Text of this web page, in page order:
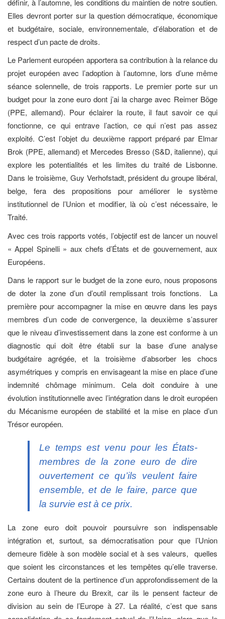
définir, à l’automne, les conditions du maintien de notre soutien.
Elles devront porter sur la question démocratique, économique
et budgétaire, sociale, environnementale, d’élaboration et de
respect d’un pacte de droits.
Le Parlement européen apportera sa contribution à la relance du
projet européen avec l’adoption à l’automne, lors d’une même
séance solennelle, de trois rapports. Le premier porte sur un
budget pour la zone euro dont j’ai la charge avec Reimer Böge
(PPE, allemand). Pour éclairer la route, il faut savoir ce qui
fonctionne, ce qui entrave l’action, ce qui n’est pas assez
exploité. C’est l’objet du deuxième rapport préparé par Elmar
Brok (PPE, allemand) et Mercedes Bresso (S&D, italienne), qui
explore les potentialités et les limites du traité de Lisbonne.
Dans le troisième, Guy Verhofstadt, président du groupe libéral,
belge, fera des propositions pour améliorer le système
institutionnel de l’Union et modifier, là où c’est nécessaire, le
Traité.
Avec ces trois rapports votés, l’objectif est de lancer un nouvel
« Appel Spinelli » aux chefs d’États et de gouvernement, aux
Européens.
Dans le rapport sur le budget de la zone euro, nous proposons
de doter la zone d’un d’outil remplissant trois fonctions. La
première pour accompagner la mise en œuvre dans les pays
membres d’un code de convergence, la deuxième s’assurer
que le niveau d’investissement dans la zone est conforme à un
diagnostic qui doit être établi sur la base d’une analyse
budgétaire agrégée, et la troisième d’absorber les chocs
asymétriques y compris en envisageant la mise en place d’une
indemnité chômage minimum. Cela doit conduire à une
évolution institutionnelle avec l’intégration dans le droit européen
du Mécanisme européen de stabilité et la mise en place d’un
Trésor européen.
Le temps est venu pour les États-
membres de la zone euro de dire
ouvertement ce qu’ils veulent faire
ensemble, et de le faire, parce que
la survie est à ce prix.
La zone euro doit pouvoir poursuivre son indispensable
intégration et, surtout, sa démocratisation pour que l’Union
demeure fidèle à son modèle social et à ses valeurs, quelles
que soient les circonstances et les tempêtes qu’elle traverse.
Certains doutent de la pertinence d’un approfondissement de la
zone euro à l’heure du Brexit, car ils le pensent facteur de
division au sein de l’Europe à 27. La réalité, c’est que sans